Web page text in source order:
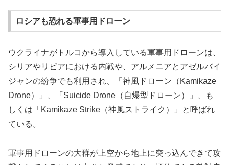
ロシアも恐れる軍事用ドローン
ウクライナがトルコから導入している軍事用ドローンは、
シリアやリビアにおける内戦や、アルメニアとアゼルバイ
ジャンの紛争でも利用され、「神風ドローン（Kamikaze
Drone）」、「Suicide Drone（自爆型ドローン）」、も
しくは「Kamikaze Strike（神風ストライク）」と呼ばれ
ている。
軍事用ドローンの大群が上空から地上に突っ込んできて攻